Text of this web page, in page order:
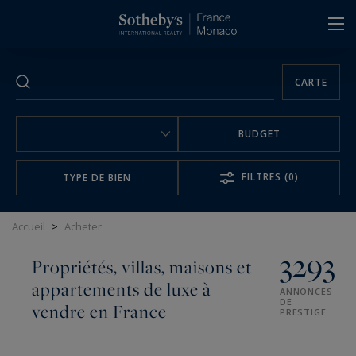
CARTE
TYPE DE BIEN
BUDGET
FILTRES (0)
Accueil > Acheter
Propriétés, villas, maisons et
appartements de luxe à
vendre en France
3293
ANNONCES
DE
PRESTIGE